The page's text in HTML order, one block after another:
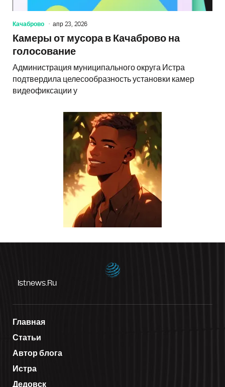
Качаброво апр 23, 2026
Камеры от мусора в Качаброво на
голосование
Администрация муниципального округа Истра
подтвердила целесообразность установки камер
видеофиксации у
Istnews.ru
Главная
Статьи
Автор блога
Истра
Дедовск